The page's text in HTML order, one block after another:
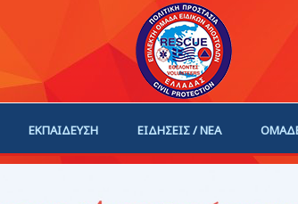
ΕΚΠΑΙΔΕΥΣΗ ΕΙΔΗΣΕΙΣ / ΝΕΑ